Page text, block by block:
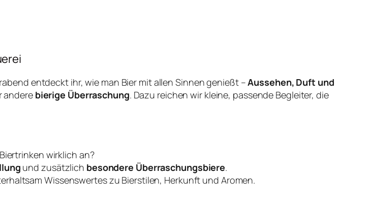
entdeckt ihr, wie man Bier mit allen Sinnen genießt –Aussehen, Duft und
andere bierige Überraschung. Dazu reichen wir kleine, passende Begleiter, die
wirklich an?
und zusätzlich besondere Überraschungsbiere.
Wissenswertes zu Bierstilen, Herkunft und Aromen.